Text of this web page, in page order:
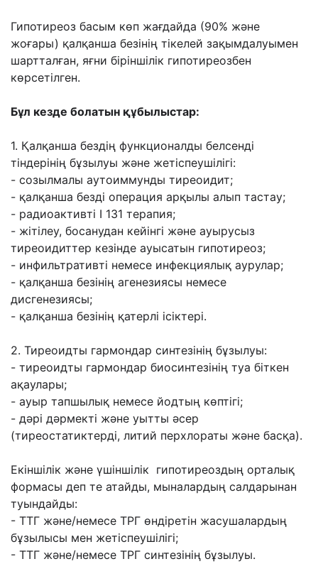
Гипотиреоз басым көп жағдайда (90% жəне
жоғары) қалқанша безінің тікелей зақымдалуымен
шартталған, яғни біріншілік гипотиреозбен
көрсетілген.
Бұл кезде болатын құбылыстар:
1. Қалқанша бездің функционалды белсенді
тіндерінің бұзылуы жəне жетіспеушілігі:
- созылмалы аутоиммунды тиреоидит;
- қалқанша безді операция арқылы алып тастау;
- радиоактивті I 131 терапия;
- жітілеу, босанудан кейінгі жəне ауырусыз
тиреоидиттер кезінде ауысатын гипотиреоз;
- инфильтративті немесе инфекциялық аурулар;
- қалқанша безінің агенезиясы немесе
дисгенезиясы;
- қалқанша безінің қатерлі ісіктері.
2. Тиреоидты гармондар синтезінің бұзылуы:
- тиреоидты гармондар биосинтезінің туа біткен
ақаулары;
- ауыр тапшылық немесе йодтың көптігі;
- дəрі дəрмекті жəне уытты əсер
(тиреостатиктерді, литий перхлораты жəне басқа).
Екіншілік жəне үшіншілік гипотиреоздың орталық
формасы деп те атайды, мыналардың салдарынан
туындайды:
- ТТГ жəне/немесе ТРГ өндіретін жасушалардың
бұзылысы мен жетіспеушілігі;
- ТТГ жəне/немесе ТРГ синтезінің бұзылуы.